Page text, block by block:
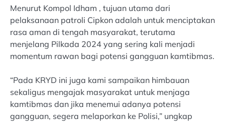
Menurut Kompol Idham , tujuan utama dari
pelaksanaan patroli Cipkon adalah untuk menciptakan
rasa aman di tengah masyarakat, terutama
menjelang Pilkada 2024 yang sering kali menjadi
momentum rawan bagi potensi gangguan kamtibmas.
“Pada KRYD ini juga kami sampaikan himbauan
sekaligus mengajak masyarakat untuk menjaga
kamtibmas dan jika menemui adanya potensi
gangguan, segera melaporkan ke Polisi,” ungkap